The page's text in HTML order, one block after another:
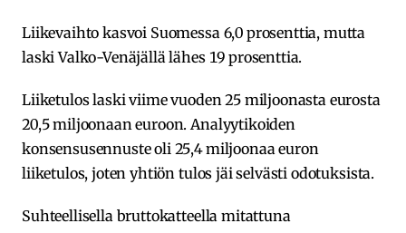
Liikevaihto kasvoi Suomessa 6,0 prosenttia, mutta
laski Valko-Venäjällä lähes 19 prosenttia.
Liiketulos laski viime vuoden 25 miljoonasta eurosta
20,5 miljoonaan euroon. Analyytikoiden
konsensusennuste oli 25,4 miljoonaa euron
liiketulos, joten yhtiön tulos jäi selvästi odotuksista.
Suhteellisella bruttokatteella mitattuna